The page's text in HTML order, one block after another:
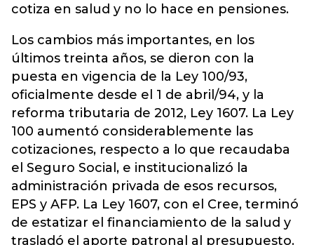
cotiza en salud y no lo hace en pensiones.
Los cambios más importantes, en los
últimos treinta años, se dieron con la
puesta en vigencia de la Ley 100/93,
oficialmente desde el 1 de abril/94, y la
reforma tributaria de 2012, Ley 1607. La Ley
100 aumentó considerablemente las
cotizaciones, respecto a lo que recaudaba
el Seguro Social, e institucionalizó la
administración privada de esos recursos,
EPS y AFP. La Ley 1607, con el Cree, terminó
de estatizar el financiamiento de la salud y
trasladó el aporte patronal al presupuesto.